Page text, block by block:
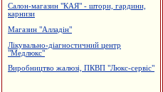
Салон-магазин "КАЯ" - штори, гардини,
карнизи
Магазин "Алладін"
Лікувально-діагностичний центр
"Медлюкс"
Виробництво жалюзі, ПКВП "Люкс-сервіс"